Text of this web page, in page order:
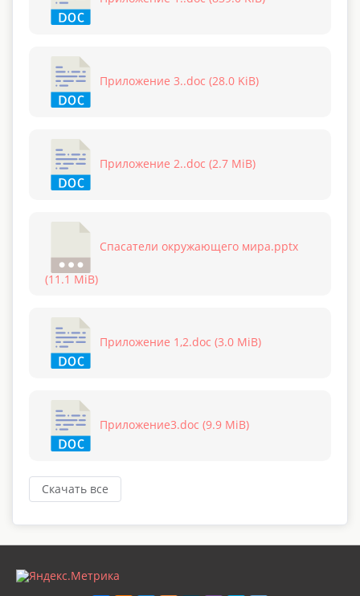
Приложение 3..doc (28.0 KiB)
Приложение 2..doc (2.7 MiB)
Спасатели окружающего мира.pptx
(11.1 MiB)
Приложение 1,2.doc (3.0 MiB)
Приложение3.doc (9.9 MiB)
Скачать все